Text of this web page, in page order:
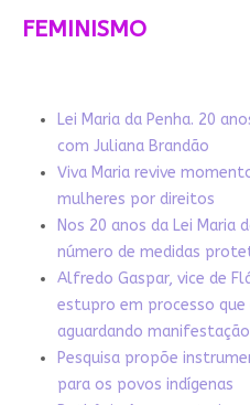
FEMINISMO
Lei Maria da Penha. 20
com Juliana Brandão
Viva Maria revive
mulheres por direitos
Nos 20 anos da Lei Maria
número de medidas
Alfredo Gaspar, vice de
estupro em processo que
aguardando manifestação
Pesquisa propõe
para os povos indígenas